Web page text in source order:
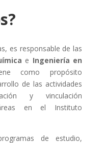
es responsable de las
e Ingeniería en
como propósito
de las actividades
y vinculación
en el Instituto
de estudio,